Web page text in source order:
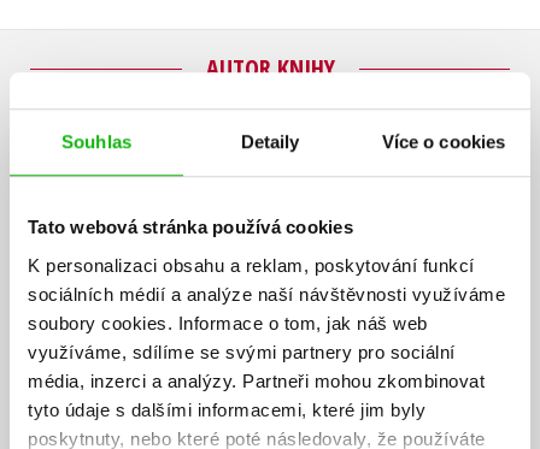
Souhlas Detaily Více o cookies
Tato webová stránka používá cookies
K personalizaci obsahu a reklam, poskytování funkcí
sociálních médií a analýze naší návštěvnosti využíváme
soubory cookies. Informace o tom, jak náš web
využíváme, sdílíme se svými partnery pro sociální
média, inzerci a analýzy. Partneři mohou zkombinovat
tyto údaje s dalšími informacemi, které jim byly
poskytnuty, nebo které poté následovaly, že používáte
AUTOR KNIHY